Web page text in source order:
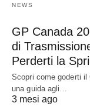
NEWS
GP Canada
di
Perderti la
Scopri come goderti il
una guida agli…
3 mesi ago